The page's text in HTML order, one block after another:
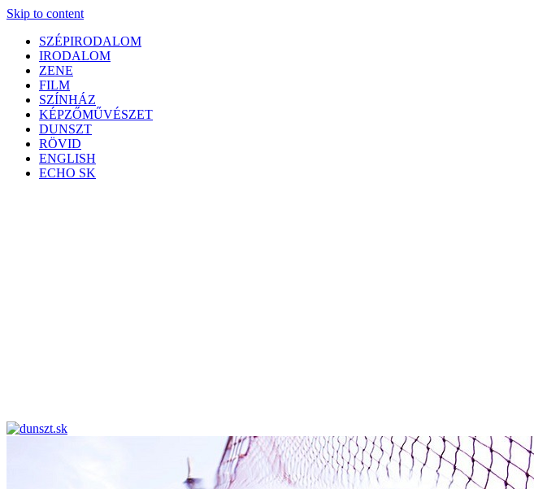
Skip to content
SZÉPIRODALOM
IRODALOM
ZENE
FILM
SZÍNHÁZ
KÉPZŐMŰVÉSZET
DUNSZT
RÖVID
ENGLISH
ECHO SK